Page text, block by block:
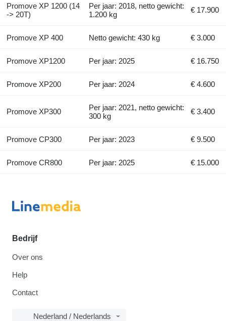
Promove XP 1200 (14
-> 20T)
Per jaar: 2018, netto gewicht:
1.200 kg
€ 17.900
Promove XP 400 Netto gewicht: 430 kg € 3.000
Promove XP1200 Per jaar: 2025 € 16.750
Promove XP200 Per jaar: 2024 € 4.600
Promove XP300
Per jaar: 2021, netto gewicht:
300 kg
€ 3.400
Promove CP300 Per jaar: 2023 € 9.500
Promove CR800 Per jaar: 2025 € 15.000
Bedrijf
Over ons
Help
Contact
Nederland / Nederlands